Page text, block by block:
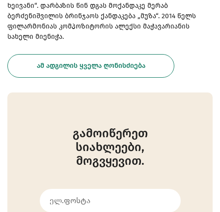
ხეივანი“. დარბაზის წინ დგას მოქანდაკე მერაბ
ბერძენიშვილის ბრინჯაოს ქანდაკება „მუზა“. 2014 წელს
ფილარმონიას კომპოზიტორის ალექსი მაჭავარიანის
სახელი მიენიჭა.
ᲐᲛ ᲐᲓᲒᲘᲚᲘᲡ ᲧᲕᲔᲚᲐ ᲦᲝᲜᲘᲡᲫᲘᲔᲑᲐ
გამოიწერეთ
სიახლეები,
მოგვყევით.